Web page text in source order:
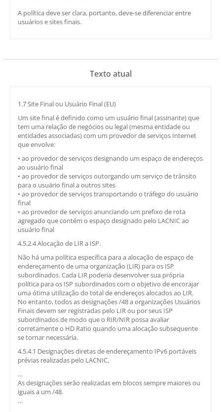
A política deve ser clara, portanto, deve-se diferenciar entre
usuários e sites finais.
Texto atual
1.7 Site Final ou Usuário Final (EU)
Um site final é definido como um usuário final (assinante) que
tem uma relação de negócios ou legal (mesma entidade ou
entidades associadas) com um provedor de serviços Internet
que envolve:
• ao provedor de serviços designando um espaço de endereços
ao usuário final
• ao provedor de serviços outorgando um serviço de trânsito
para o usuário final a outros sites
• ao provedor de serviços transportando o tráfego do usuário
final
• ao provedor de serviços anunciando um prefixo de rota
agregado que contém o espaço designado pelo LACNIC ao
usuário final
4.5.2.4 Alocação de LIR a ISP.
Não há uma política específica para a alocação de espaço de
endereçamento de uma organização (LIR) para os ISP
subordinados. Cada LIR poderia desenvolver sua própria
política para os ISP subordinados com o objetivo de encorajar
uma ótima utilização do total de endereços alocados ao LIR.
No entanto, todos as designações /48 a organizações Usuários
Finais devem ser registradas pelo LIR ou por seus ISP
subordinados de modo que o RIR/NIR possa avaliar
corretamente o HD Ratio quando uma alocação subsequente
se tornar necessária.
4.5.4.1 Designações diretas de endereçamento IPv6 portáveis
prévias realizadas pelo LACNIC.
…
As designações serão realizadas em blocos sempre maiores ou
iguais a um /48.
…